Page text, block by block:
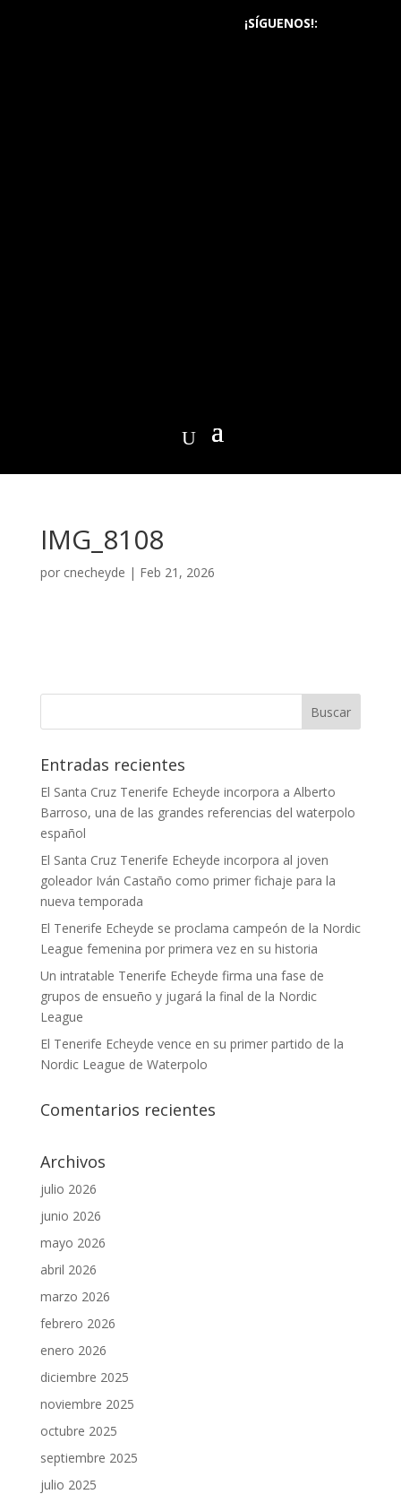
¡SÍGUENOS!:
IMG_8108
por cnecheyde | Feb 21, 2026
Entradas recientes
El Santa Cruz Tenerife Echeyde incorpora a Alberto
Barroso, una de las grandes referencias del waterpolo
español
El Santa Cruz Tenerife Echeyde incorpora al joven
goleador Iván Castaño como primer fichaje para la
nueva temporada
El Tenerife Echeyde se proclama campeón de la Nordic
League femenina por primera vez en su historia
Un intratable Tenerife Echeyde firma una fase de
grupos de ensueño y jugará la final de la Nordic
League
El Tenerife Echeyde vence en su primer partido de la
Nordic League de Waterpolo
Comentarios recientes
Archivos
julio 2026
junio 2026
mayo 2026
abril 2026
marzo 2026
febrero 2026
enero 2026
diciembre 2025
noviembre 2025
octubre 2025
septiembre 2025
julio 2025